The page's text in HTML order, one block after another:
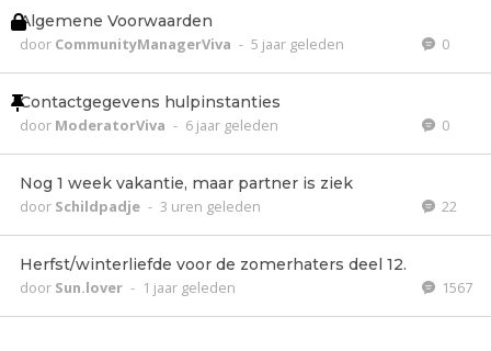
Algemene Voorwaarden
door CommunityManagerViva - 5 jaar geleden 0
Contactgegevens hulpinstanties
door ModeratorViva - 6 jaar geleden 0
Nog 1 week vakantie, maar partner is ziek
door Schildpadje - 3 uren geleden 22
Herfst/winterliefde voor de zomerhaters deel 12.
door Sun.lover - 1 jaar geleden 1567